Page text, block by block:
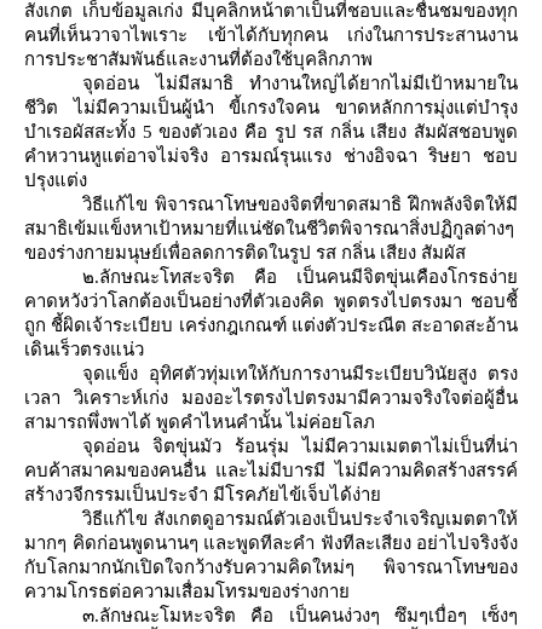
สังเกต เก็บข้อมูลเก่ง มีบุคลิกหน้าตาเป็นที่ชอบและชื่นชมของทุก
คนที่เห็นวาจาไพเราะ เข้าได้กับทุกคน เก่งในการประสานงาน
การประชาสัมพันธ์และงานที่ต้องใช้บุคลิกภาพ
จุดอ่อน ไม่มีสมาธิ ทำงานใหญ่ได้ยากไม่มีเป้าหมายใน
ชีวิต ไม่มีความเป็นผู้นำ ขี้เกรงใจคน ขาดหลักการมุ่งแต่บำรุง
บำเรอผัสสะทั้ง 5 ของตัวเอง คือ รูป รส กลิ่น เสียง สัมผัสชอบพูด
คำหวานหูแต่อาจไม่จริง อารมณ์รุนแรง ช่างอิจฉา ริษยา ชอบ
ปรุงแต่ง
วิธีแก้ไข พิจารณาโทษของจิตที่ขาดสมาธิ ฝึกพลังจิตให้มี
สมาธิเข้มแข็งหาเป้าหมายที่แน่ชัดในชีวิตพิจารณาสิ่งปฏิกูลต่างๆ
ของร่างกายมนุษย์เพื่อลดการติดในรูป รส กลิ่น เสียง สัมผัส
๒.ลักษณะโทสะจริต คือ เป็นคนมีจิตขุ่นเคืองโกรธง่า
คาดหวังว่าโลกต้องเป็นอย่างที่ตัวเองคิด พูดตรงไปตรงมา ชอบชี้
ถูก ชี้ผิดเจ้าระเบียบ เคร่งกฎเกณฑ์ แต่งตัวประณีต สะอาดสะอ้าน
เดินเร็วตรงแน่ว
จุดแข็ง อุทิศตัวทุ่มเทให้กับการงานมีระเบียบวินัยสูง ตรง
เวลา วิเคราะห์เก่ง มองอะไรตรงไปตรงมามีความจริงใจต่อผู้อื่น
สามารถพึ่งพาได้ พูดคำไหนคำนั้น ไม่ค่อยโลภ
จุดอ่อน จิตขุ่นมัว ร้อนรุ่ม ไม่มีความเมตตาไม่เป็นที่น่า
คบค้าสมาคมของคนอื่น และไม่มีบารมี ไม่มีความคิดสร้างสรรค์
สร้างวจีกรรมเป็นประจำ มีโรคภัยไข้เจ็บได้ง่า
วิธีแก้ไข สังเกตดูอารมณ์ตัวเองเป็นประจำเจริญเมตตาให้
มากๆ คิดก่อนพูดนานๆ และพูดทีละคำ ฟังทีละเสียง อย่าไปจริงจัง
กับโลกมากนักเปิดใจกว้างรับความคิดใหม่ๆ พิจารณาโทษของ
ความโกรธต่อความเสื่อมโทรมของร่างกา
๓.ลักษณะโมหะจริต คือ เป็นคนง่วงๆ ซึมๆเบื่อๆ เซ็งๆ